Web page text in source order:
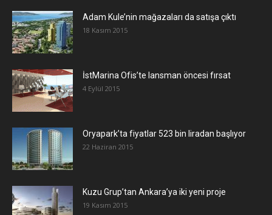
Adam Kule’nin mağazaları da satışa çıktı
18 Kasım 2015
İstMarina Ofis’te lansman öncesi fırsat
4 Eylül 2015
Oryapark’ta fiyatlar 523 bin liradan başlıyor
22 Haziran 2015
​Kuzu Grup’tan Ankara’ya iki yeni proje
19 Kasım 2015